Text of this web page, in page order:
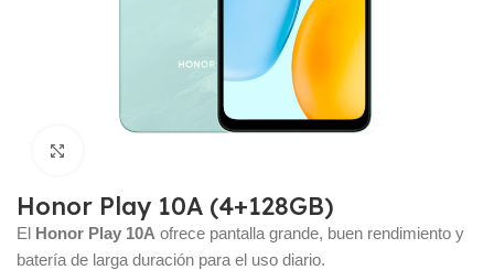
Honor Play 10A (4+128GB)
El Honor Play 10A ofrece pantalla grande, buen rendimiento y
batería de larga duración para el uso diario.